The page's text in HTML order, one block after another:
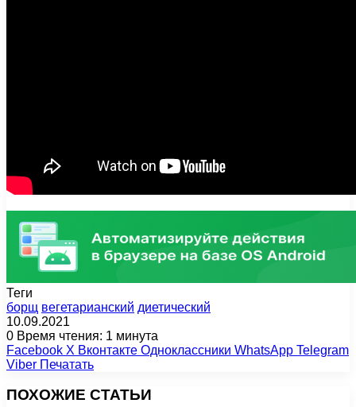
Теги
борщ вегетарианский диетический
10.09.2021
0 Время чтения: 1 минута
Facebook X Вконтакте Одноклассники WhatsApp Telegram
Viber Печатать
ПОХОЖИЕ СТАТЬИ